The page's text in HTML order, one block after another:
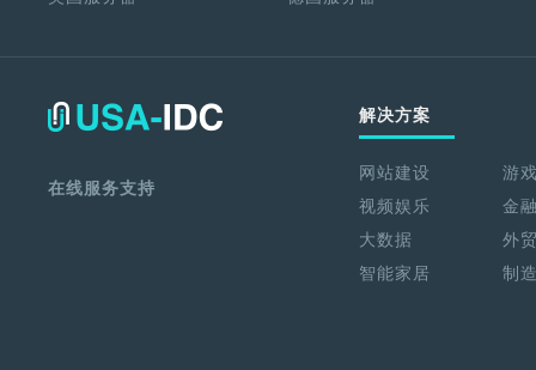
在线服务支持
解决方案
网站建设
游
视频娱乐
金
大数据
外
智能家居
制